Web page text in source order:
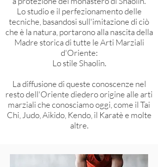
Lo studio e il perfezionamento delle
tecniche, basandosi sull'imitazione di ciò
che è la natura, portarono alla nascita della
Madre storica di tutte le Arti Marziali
d'Oriente:
Lo stile Shaolin.
La diffusione di queste conoscenze nel
resto dell'Oriente diedero origine alle arti
marziali che conosciamo oggi, come il Tai
Chi, Judo, Aikido, Kendo, il Karatè e molte
altre.